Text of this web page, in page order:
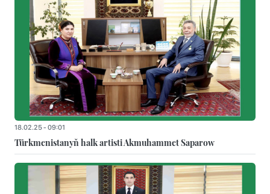
18.02.25 - 09:01
Türkmenistanyň halk artisti Akmuhammet Saparow